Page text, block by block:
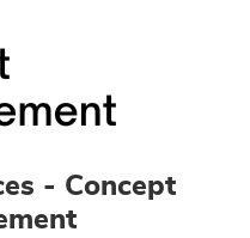
- Concept